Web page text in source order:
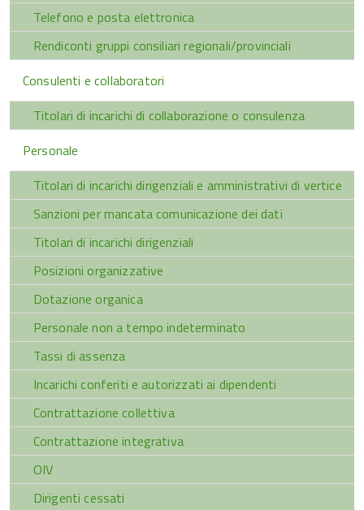
Telefono e posta elettronica
Rendiconti gruppi consiliari regionali/provinciali
Consulenti e collaboratori
Titolari di incarichi di collaborazione o consulenza
Personale
Titolari di incarichi dirigenziali e amministrativi di vertice
Sanzioni per mancata comunicazione dei dati
Titolari di incarichi dirigenziali
Posizioni organizzative
Dotazione organica
Personale non a tempo indeterminato
Tassi di assenza
Incarichi conferiti e autorizzati ai dipendenti
Contrattazione collettiva
Contrattazione integrativa
OIV
Dirigenti cessati